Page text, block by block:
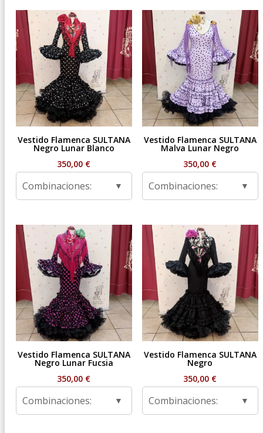
59,95 €
hasta
99,95 €
59,95 €
hasta
99,95 €
Vestido Flamenca SULTANA
Negro Lunar Blanco
350,00 €
Combinaciones:
Vestido Flamenca SULTANA
Malva Lunar Negro
350,00 €
Combinaciones:
Vestido Flamenca SULTANA
Negro Lunar Fucsia
350,00 €
Combinaciones:
Vestido Flamenca SULTANA
Negro
350,00 €
Combinaciones: